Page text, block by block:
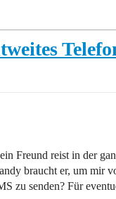
Freund reist in der
braucht er, um mir
zu senden? Für